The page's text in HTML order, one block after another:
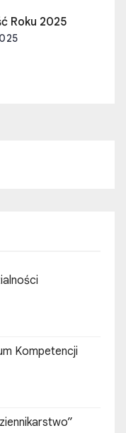
Roku 2025
Kompetencji